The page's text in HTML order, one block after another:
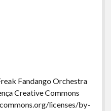
Fandango Orchestra
Creative Commons
licenses/by-